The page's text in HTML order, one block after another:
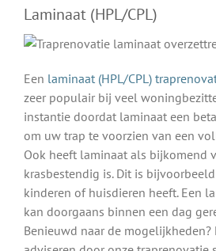
Laminaat (HPL/CPL)
Een laminaat (HPL/CPL)
zeer populair bij veel
instantie doordat laminaat een
om uw trap te voorzien van een
Ook heeft laminaat als bijkomend
krasbestendig is. Dit is
kinderen of huisdieren heeft. Een
kan doorgaans binnen een dag
Benieuwd naar de